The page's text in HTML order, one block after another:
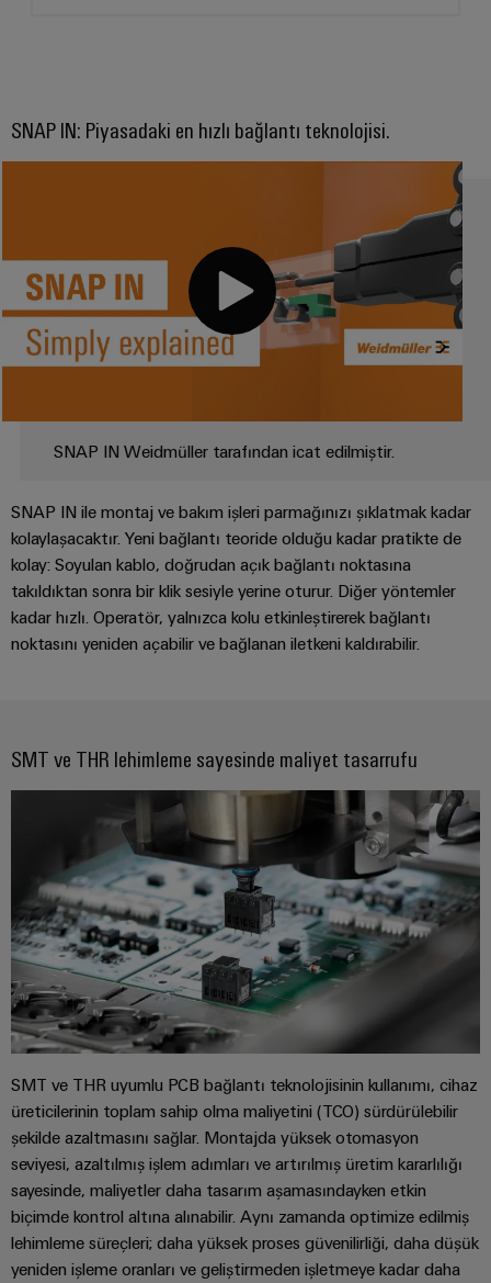
SNAP IN: Piyasadaki en hızlı bağlantı teknolojisi.
SNAP IN Weidmüller tarafından icat edilmiştir.
SNAP IN ile montaj ve bakım işleri parmağınızı şıklatmak kadar
kolaylaşacaktır. Yeni bağlantı teoride olduğu kadar pratikte de
kolay: Soyulan kablo, doğrudan açık bağlantı noktasına
takıldıktan sonra bir klik sesiyle yerine oturur. Diğer yöntemler
kadar hızlı. Operatör, yalnızca kolu etkinleştirerek bağlantı
noktasını yeniden açabilir ve bağlanan iletkeni kaldırabilir.
SMT ve THR lehimleme sayesinde maliyet tasarrufu
SMT ve THR uyumlu PCB bağlantı teknolojisinin kullanımı, cihaz
üreticilerinin toplam sahip olma maliyetini (TCO) sürdürülebilir
şekilde azaltmasını sağlar. Montajda yüksek otomasyon
seviyesi, azaltılmış işlem adımları ve artırılmış üretim kararlılığı
sayesinde, maliyetler daha tasarım aşamasındayken etkin
biçimde kontrol altına alınabilir. Aynı zamanda optimize edilmiş
lehimleme süreçleri; daha yüksek proses güvenilirliği, daha düşük
yeniden işleme oranları ve geliştirmeden işletmeye kadar daha